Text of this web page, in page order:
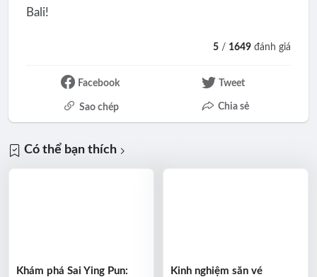
Bali!
5 / 1649 đánh giá
Facebook Tweet
Sao chép Chia sẻ
Có thể bạn thích
Khám phá Sai Ying Pun:
Kinh nghiệm săn vé